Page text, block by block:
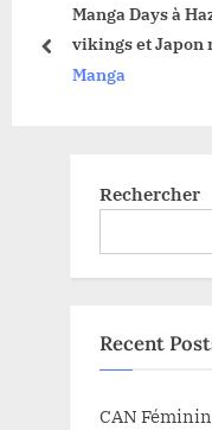
s
Manga Days à
vikings et Japon
variés
Manga
prev
Rechercher
Recent
CAN